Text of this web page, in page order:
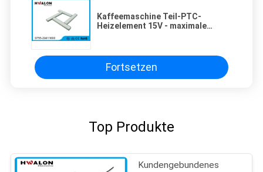
Kaffeemaschine Teil-PTC-
Heizelement 15V - maximale
Fortsetzen
Top Produkte
Kundengebundenes